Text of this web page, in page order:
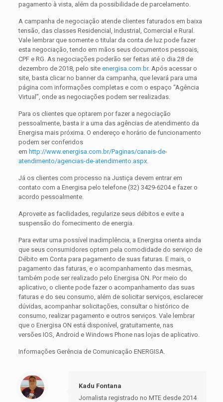
pagamento à vista, além da possibilidade de parcelamento.
A campanha de negociação atende clientes faturados em baixa
tensão, das classes Residencial, Industrial, Comercial e Rural.
Vale lembrar que somente o titular da conta de luz pode fazer
esta negociação, tendo em mãos seus documentos pessoais,
CPF e RG. As negociações poderão ser feitas até o dia 28 de
dezembro de 2018, pelo site energisa.com.br. Após acessar o
site, basta clicar no banner da campanha, que levará para uma
página com informações completas e com o espaço “Agência
Virtual”, onde as negociações podem ser realizadas.
Para os clientes que optarem por fazer a negociação
pessoalmente, basta ir a uma das agências de atendimento da
Energisa mais próxima. O endereço e horário de funcionamento
podem ser conferidos
em http://www.energisa.com.br/Paginas/canais-de-
atendimento/agencias-de-atendimento.aspx.
Já os clientes com processo na Justiça devem entrar em
contato com a Energisa pelo telefone (32) 3429-6204 e fazer o
acordo pessoalmente.
Aproveite as facilidades, regularize seus débitos e evite a
suspensão do fornecimento de energia.
Para evitar uma possível inadimplência, a Energisa orienta ainda
que seus consumidores optem pela comodidade do serviço de
Débito em Conta para pagamento de suas faturas. E mais, o
pagamento das faturas, e o acompanhamento das mesmas,
também pode ser realizado pelo Energisa ON. Por meio do
aplicativo, o cliente pode fazer o acompanhamento das suas
faturas e do seu consumo, além de solicitar serviços, esclarecer
dúvidas, acompanhar solicitações, consultar o histórico de
consumo, realizar pagamento e outros serviços. Vale lembrar
que o Energisa ON está disponível, gratuitamente, nas
versões IOS, Android e Windows Phone nas lojas de aplicativo.
Informações Gerência de Comunicação ENERGISA.
Kadu Fontana
Jornalista registrado no MTE desde 2014